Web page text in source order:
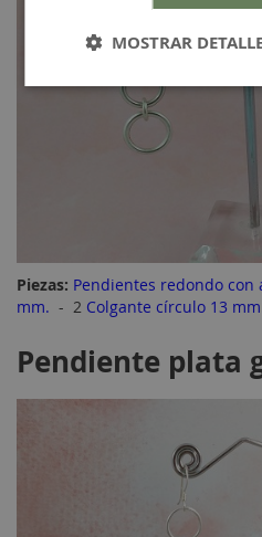
Piezas: Pendientes redondo con
mm. - 2 Colgante círculo 13
Pendiente plata
MOSTRAR